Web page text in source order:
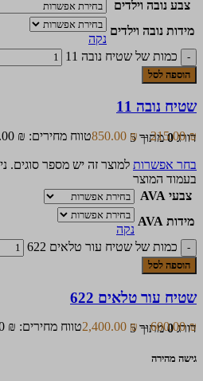
צבע נובה וילדים
מידות נובה וילדים
נקה
כמות של שטיח נובה 11
הוספה לסל
שטיח נובה 11
דורג0מתוך 5215.00₪
–
850.00 ₪ טווח מחירים: ⁦215.00 ₪⁩ עד ⁦850.00 ₪⁩
בחר אפשרות למוצר זה יש מספר סוגים.
בעמוד המוצר
צבעי AVA
מידות AVA
נקה
כמות של שטיח עור טלאים 622
הוספה לסל
שטיח עור טלאים 622
דורג0מתוך 5600.00₪
–
2,400.00 ₪ טווח מחירים: ⁦600.00 ₪⁩ עד ⁦2,400.00 ₪⁩
גישה מהירה